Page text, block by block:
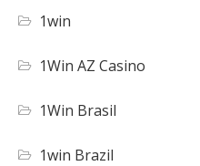
1win
1Win AZ Casino
1Win Brasil
1win Brazil